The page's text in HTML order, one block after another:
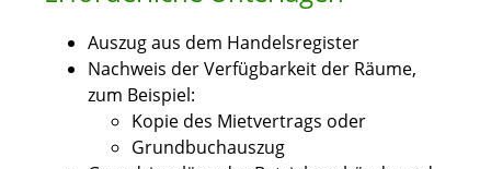
Auszug aus dem Handelsregister
Nachweis der Verfügbarkeit der Räume,
zum Beispiel:
Kopie des Mietvertrags oder
Grundbuchauszug